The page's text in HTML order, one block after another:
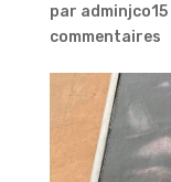
par adminjco15|
commentaires